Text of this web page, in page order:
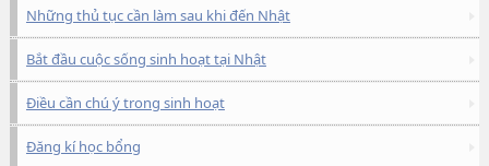
Những thủ tục cần làm sau khi đến Nhật
Bắt đầu cuộc sống sinh hoạt tại Nhật
Điều cần chú ý trong sinh hoạt
Đăng kí học bổng